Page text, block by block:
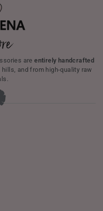
areentirely handcrafted
hills, and from high-quality raw